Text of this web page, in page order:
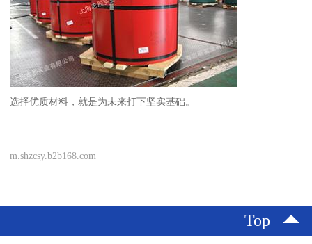
选择优质材料，就是为未来打下坚实基础。
m.shzcsy.b2b168.com
Top